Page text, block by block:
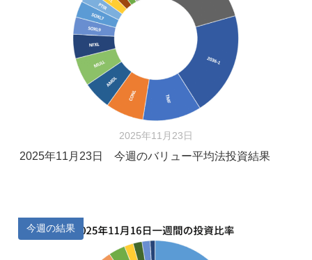
2025年11月23日
2025年11月23日 今週のバリュー平均法投資結果
今週の結果